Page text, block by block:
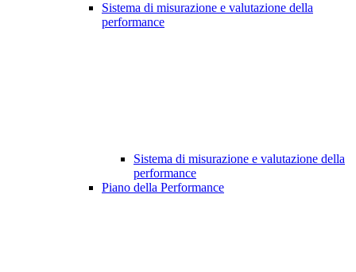
Sistema di misurazione e valutazione della
performance
Sistema di misurazione e valutazione della
performance
Piano della Performance